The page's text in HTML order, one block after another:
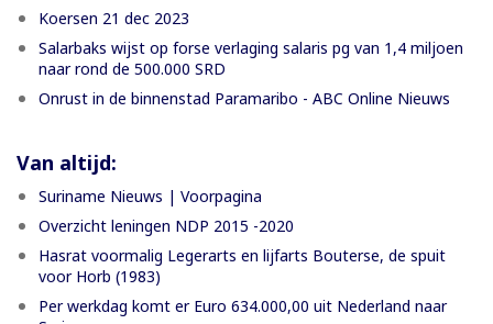
Koersen 21 dec 2023
Salarbaks wijst op forse verlaging salaris pg van 1,4 miljoen
naar rond de 500.000 SRD
Onrust in de binnenstad Paramaribo - ABC Online Nieuws
Van altijd:
Suriname Nieuws | Voorpagina
Overzicht leningen NDP 2015 -2020
Hasrat voormalig Legerarts en lijfarts Bouterse, de spuit
voor Horb (1983)
Per werkdag komt er Euro 634.000,00 uit Nederland naar